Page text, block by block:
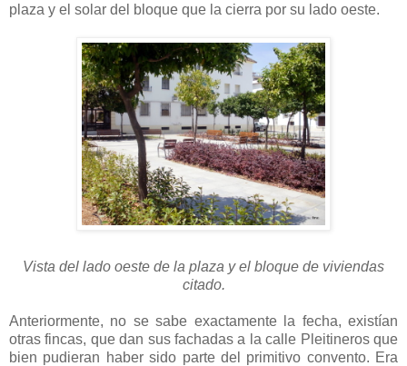
plaza y el solar del bloque que la cierra por su lado oeste.
Vista del lado oeste de la plaza y el bloque de viviendas
citado.
Anteriormente, no se sabe exactamente la fecha, existían
otras fincas, que dan sus fachadas a la calle Pleitineros que
bien pudieran haber sido parte del primitivo convento. Era